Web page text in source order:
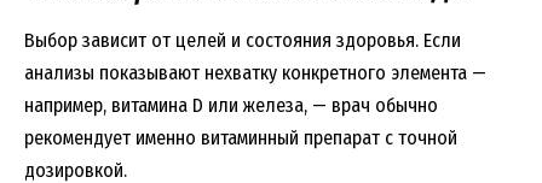
Выбор зависит от целей и состояния здоровья. Если
анализы показывают нехватку конкретного элемента —
например, витамина D или железа, — врач обычно
рекомендует именно витаминный препарат с точной
дозировкой.